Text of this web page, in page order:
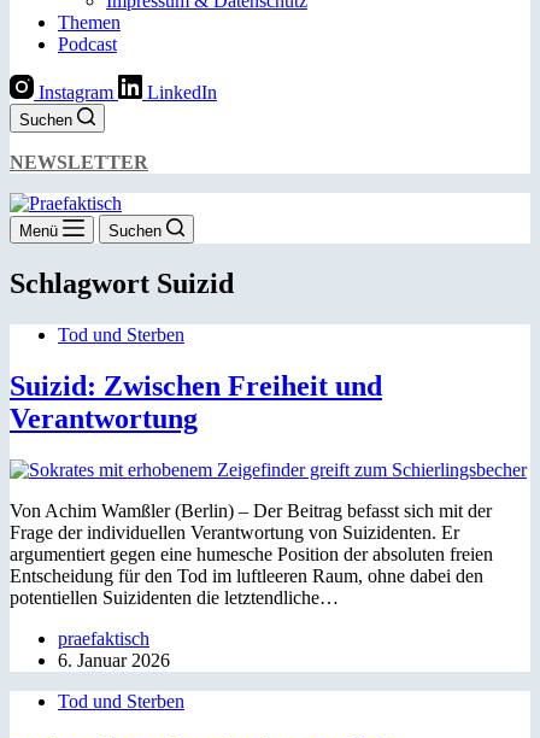
Themen
Podcast
Instagram LinkedIn
Suchen
NEWSLETTER
Menü Suchen
Schlagwort Suizid
Tod und Sterben
Suizid: Zwischen Freiheit und
Verantwortung
Von Achim Wamßler (Berlin) – Der Beitrag befasst sich mit der
Frage der individuellen Verantwortung von Suizidenten. Er
argumentiert gegen eine humesche Position der absoluten freien
Entscheidung für den Tod im luftleeren Raum, ohne dabei den
potentiellen Suizidenten die letztendliche…
praefaktisch
6. Januar 2026
Tod und Sterben